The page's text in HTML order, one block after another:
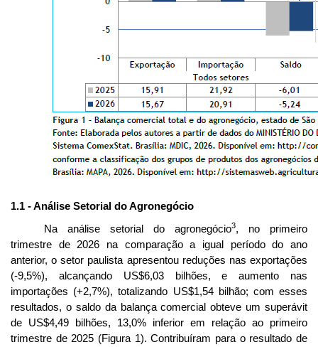
1.1 - Análise Setorial do Agronegócio
Na análise setorial do agronegócio3, no primeiro
trimestre de 2026 na comparação a igual período do ano
anterior, o setor paulista apresentou reduções nas exportações
(-9,5%), alcançando US$6,03 bilhões, e aumento nas
importações (+2,7%), totalizando US$1,54 bilhão; com esses
resultados, o saldo da balança comercial obteve um superávit
de US$4,49 bilhões, 13,0% inferior em relação ao primeiro
trimestre de 2025 (Figura 1). Contribuíram para o resultado de